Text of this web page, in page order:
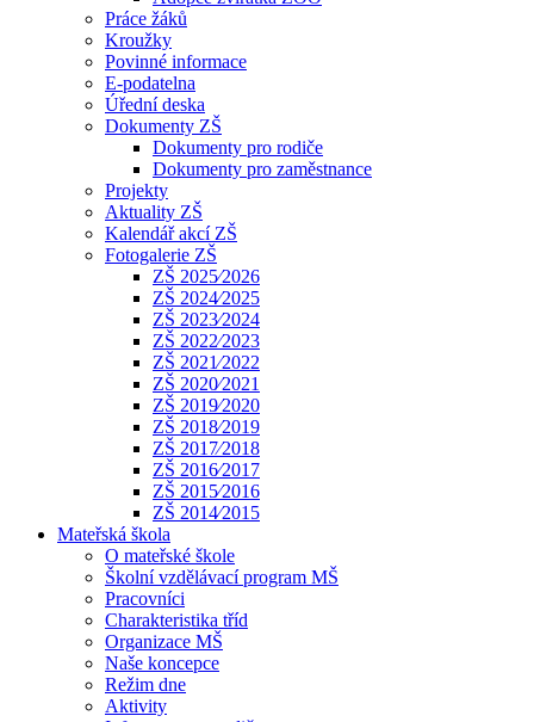
Práce žáků
Kroužky
Povinné informace
E-podatelna
Úřední deska
Dokumenty ZŠ
Dokumenty pro rodiče
Dokumenty pro zaměstnance
Projekty
Aktuality ZŠ
Kalendář akcí ZŠ
Fotogalerie ZŠ
ZŠ 2025⁄2026
ZŠ 2024⁄2025
ZŠ 2023⁄2024
ZŠ 2022⁄2023
ZŠ 2021⁄2022
ZŠ 2020⁄2021
ZŠ 2019⁄2020
ZŠ 2018⁄2019
ZŠ 2017⁄2018
ZŠ 2016⁄2017
ZŠ 2015⁄2016
ZŠ 2014⁄2015
Mateřská škola
O mateřské škole
Školní vzdělávací program MŠ
Pracovníci
Charakteristika tříd
Organizace MŠ
Naše koncepce
Režim dne
Aktivity